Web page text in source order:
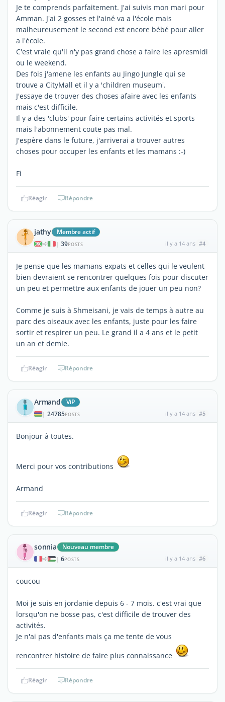
Je te comprends parfaitement. J'ai suivis mon mari pour
Amman. J'ai 2 gosses et l'ainé va a l'école mais
malheureusement le second est encore bébé pour aller
a l'école.
C'est vraie qu'il n'y pas grand chose a faire les apresmidi
ou le weekend.
Des fois j'amene les enfants au Jingo Jungle qui se
trouve a CityMall et il y a 'children museum'.
J'essaye de trouver des choses afaire avec les enfants
mais c'est difficile.
Il y a des 'clubs' pour faire certains activités et sports
mais l'abonnement coute pas mal.
J'espère dans le future, j'arriverai a trouver autres
choses pour occuper les enfants et les mamans :-)
Fi
Réagir Répondre
jathy Membre actif
| 39POSTS il y a 14 ans #4
Je pense que les mamans expats et celles qui le veulent
bien devraient se rencontrer quelques fois pour discuter
un peu et permettre aux enfants de jouer un peu non?
Comme je suis à Shmeisani, je vais de temps à autre au
parc des oiseaux avec les enfants, juste pour les faire
sortir et respirer un peu. Le grand il a 4 ans et le petit
un an et demie.
Réagir Répondre
Armand ViP
| 24785POSTS il y a 14 ans #5
Bonjour à toutes.
Merci pour vos contributions
Armand
Réagir Répondre
sonnia Nouveau membre
| 6POSTS il y a 14 ans #6
coucou
Moi je suis en jordanie depuis 6 - 7 mois. c'est vrai que
lorsqu'on ne bosse pas, c'est difficile de trouver des
activités.
Je n'ai pas d'enfants mais ça me tente de vous
rencontrer histoire de faire plus connaissance
Réagir Répondre